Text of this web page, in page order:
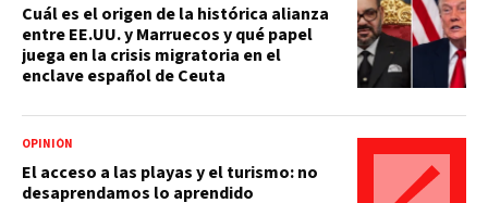
Cuál es el origen de la histórica alianza
entre EE.UU. y Marruecos y qué papel
juega en la crisis migratoria en el
enclave español de Ceuta
OPINIÓN
El acceso a las playas y el turismo: no
desaprendamos lo aprendido